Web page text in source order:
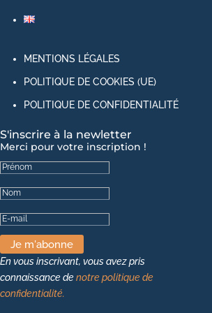
MENTIONS LÉGALES
POLITIQUE DE COOKIES (UE)
POLITIQUE DE CONFIDENTIALITÉ
S'inscrire à la newletter
Merci pour votre inscription !
Je m'abonne
En vous inscrivant, vous avez pris
connaissance denotre politique de
confidentialité.